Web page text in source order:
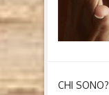
CHI SONO?